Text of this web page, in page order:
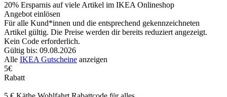
20% Ersparnis auf viele Artikel im IKEA Onlineshop
Angebot einlösen
Für alle Kund*innen und die entsprechend gekennzeichneten
Artikel gültig. Die Preise werden dir bereits reduziert angezeigt.
Kein Code erforderlich.
Gültig bis: 09.08.2026
Alle IKEA Gutscheine anzeigen
5€
Rabatt